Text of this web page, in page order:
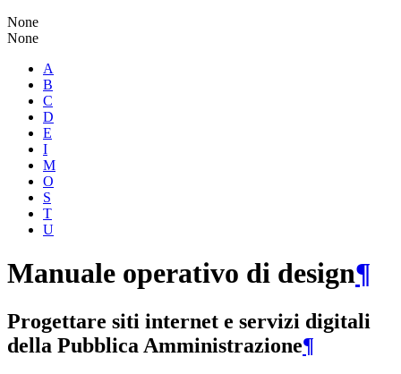
None
None
A
B
C
D
E
I
M
O
S
T
U
Manuale operativo di design¶
Progettare siti internet e servizi digitali
della Pubblica Amministrazione¶